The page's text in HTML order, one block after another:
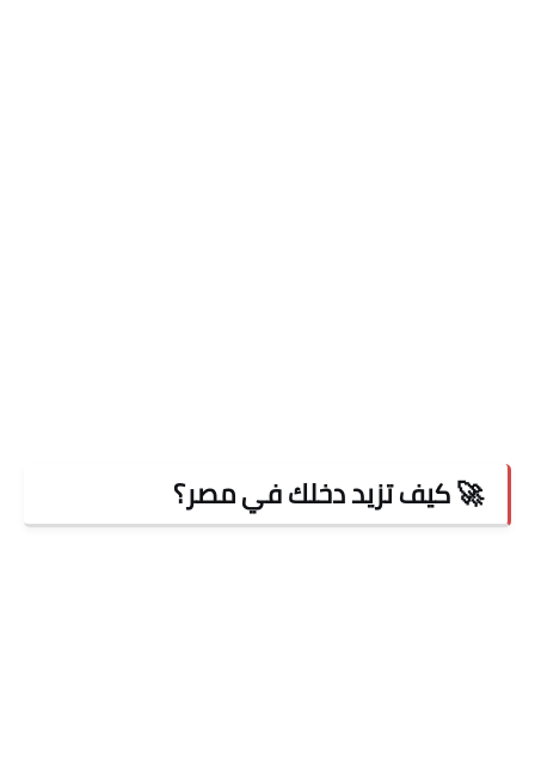
🚀 كيف تزيد دخلك في مصر؟